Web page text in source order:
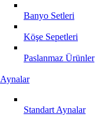
Banyo Setleri
Köşe Sepetleri
Paslanmaz Ürünler
Aynalar
Standart Aynalar